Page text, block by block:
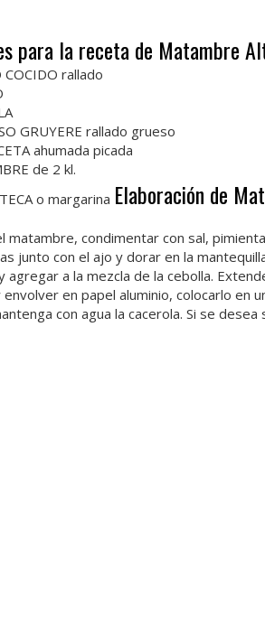
para la receta de Matambre
COCIDO rallado
GRUYERE rallado grueso
ahumada picada
de 2 kl.
o margarina Elaboración de
matambre, condimentar con sal,
junto con el ajo y dorar en la
agregar a la mezcla de la cebolla.
en papel aluminio, colocarlo en
con agua la cacerola. Si se